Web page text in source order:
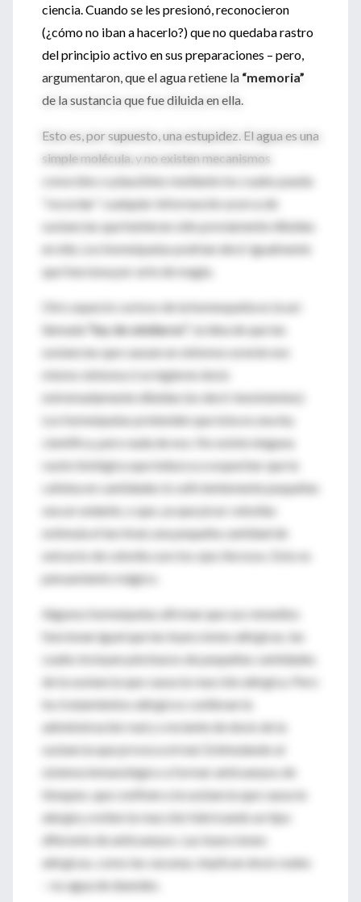
ciencia. Cuando se les presionó, reconocieron
(¿cómo no iban a hacerlo?) que no quedaba rastro
del principio activo en sus preparaciones – pero,
argumentaron, que el agua retiene la “memoria”
de la sustancia que fue diluida en ella.
Esto es, por supuesto, una estupidez. El agua es una
simple molécula, y no existen mecanismos
conocidos o plausibles mediante los cuales pueda
“recordar” cualquier información acerca de
sustancias que hubieran sido previamente diluidas
en ella. Los homeópatas podrían decir igualmente
que funciona por arte de magia.
Otro aspecto curioso de la homeopatía es la así
llamada
“ley de similares”
, la idea de que las
sustancias que causan un síntoma curarán ese
mismo síntoma si se ingieren dosis
extremadamente diluidas (es decir inexistentes).
Los homeópatas pretenden que ésta es una ley
científica, pero nada de eso. No existe ninguna
razón biológica que induzca a sospechar que la
cafeína en cantidades lo suficientemente pequeñas
sea un sedante, o que, ya que picar cebollas
estimula el lacrimal, una pequeña cantidad de
extracto de cebolla cure los ojos llorosos. Esto es
pensamiento mágico.
Algunos homeópatas afirman que sus remedios
funcionan igual que las inyecciones alérgicas, las
cuales incluyen pinchazos de pequeñas cantidades
de la sustancia que causa la reacción alérgica. Pero
los tratamientos alérgicos conllevan la
administración real y creciente de dosis de la
sustancia que provoca el mal. Estimulando al
sistema inmunológico a formar anticuerpos de
bloqueo, que confinen a la sustancia que causa la
alergia y eviten la reacción fabricando un tipo
diferente de anticuerpos. Las inyecciones
alérgicas, como las vacunas, implican dosis reales
– no agua de duendes.